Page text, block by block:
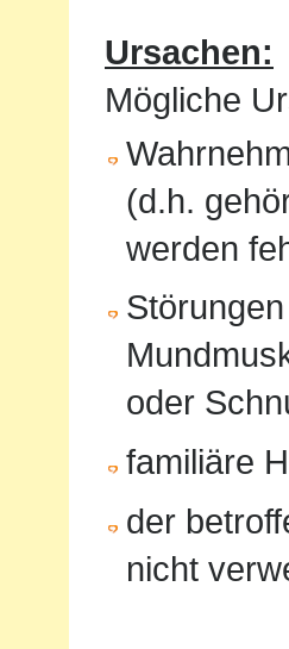
Ursachen:
Mögliche
(d.h.
werden
oder
familiäre
der
nicht